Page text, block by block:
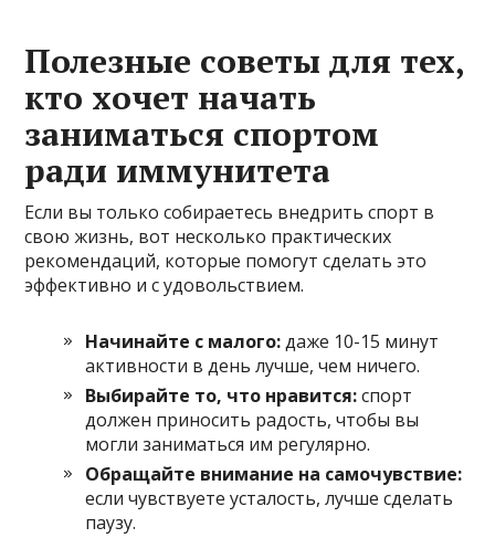
Полезные советы для тех,
кто хочет начать
заниматься спортом
ради иммунитета
Если вы только собираетесь внедрить спорт в
свою жизнь, вот несколько практических
рекомендаций, которые помогут сделать это
эффективно и с удовольствием.
Начинайте с малого:даже 10-15 минут
активности в день лучше, чем ничего.
Выбирайте то, что нравится:спорт
должен приносить радость, чтобы вы
могли заниматься им регулярно.
Обращайте внимание на самочувствие:
если чувствуете усталость, лучше сделать
паузу.